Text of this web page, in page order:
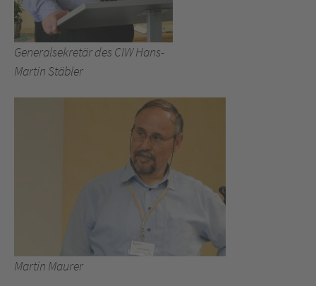
Generalsekretär des CIW Hans-
Martin Stäbler
Martin Maurer